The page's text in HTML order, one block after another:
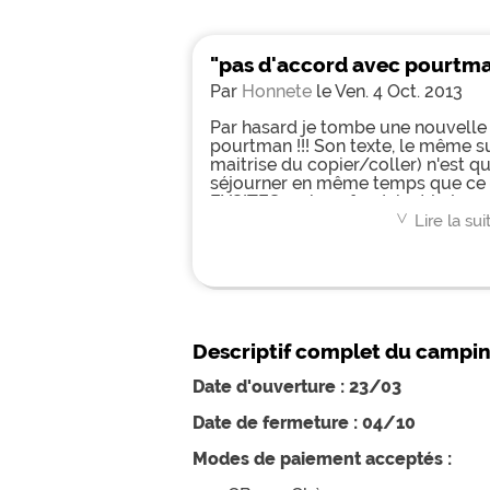
"pas d'accord avec
Par Honnete le Ven. 4 Oct. 2013
Par hasard je tombe une
pourtman !!! Son texte, le même
maitrise du copier/coller) n'est
séjourner en même temps que
EXCITES, qui confondaient le jour
dormaient le jour, mais étaient
que cesse ces nuissances. Ce
L'année prochaine je conseille à
la fête, et de laisser sa place aux
pigeonnier à sa juste valeur.
< Lire la
Descriptif complet du
Date d'ouverture : 23/03
Date de fermeture : 04/10
Modes de paiement acceptés :